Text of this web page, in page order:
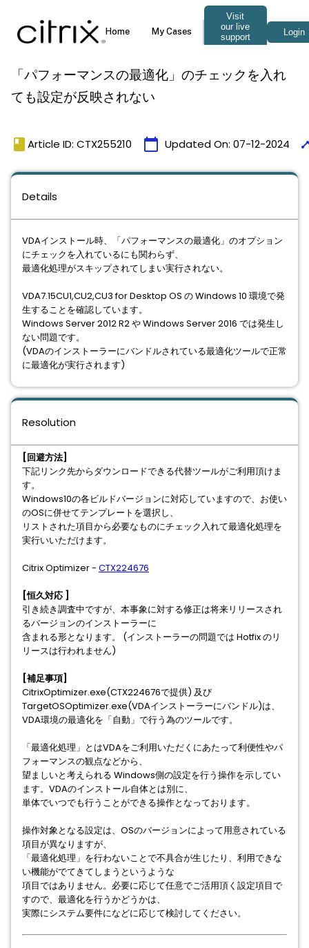
「パフォーマンスの最適化」のチェックを入れ
ても設定が反映されない
book Article ID: CTX255210 calendar_today Updated On: 07-12-2024
Details
VDAインストール時、「パフォーマンスの最適化」のオプション
にチェックを入れているにも関わらず、
最適化処理がスキップされてしまい実行されない。
VDA7.15CU1,CU2,CU3 for Desktop OS の Windows 10 環境で発
生することを確認しています。
Windows Server 2012 R2 や Windows Server 2016 では発生し
ない問題です。
(VDAのインストーラーにバンドルされている最適化ツールで正常
に最適化が実行されます)
Resolution
[回避方法]
下記リンク先からダウンロードできる代替ツールがご利用頂けま
す。
Windows10の各ビルドバージョンに対応していますので、お使い
のOSに併せてテンプレートを選択し、
リストされた項目から必要なものにチェック入れて最適化処理を
実行いいただけます。
Citrix Optimizer - CTX224676
[恒久対応 ]
引き続き調査中ですが、本事象に対する修正は将来リリースされ
るバージョンのインストーラーに
含まれる形となります。 (インストーラーの問題では Hotfix のリ
リースは行われません)
[補足事項]
CitrixOptimizer.exe(CTX224676で提供) 及び
TargetOSOptimizer.exe(VDAインストーラーにバンドル)は、
VDA環境の最適化を「自動」で行う為のツールです。
「最適化処理」とはVDAをご利用いただくにあたって利便性やパ
フォーマンスの観点などから、
望ましいと考えられる Windows側の設定を行う操作を示してい
ます。VDAのインストール自体とは別に、
単体でいつでも行うことができる操作となっております。
操作対象となる設定は、OSのバージョンによって用意されている
項目が異なりますが、
「最適化処理」を行わないことで不具合が生じたり、利用できな
い機能がでてきてしまうというような
項目ではありません。必要に応じて任意でご活用頂く設定項目で
すので、最適化を行うかどうかは、
実際にシステム要件になどに応じて検討してください。